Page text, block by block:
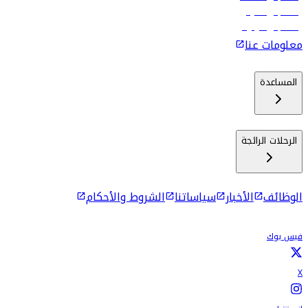
رحلات إلى ماليه
رحلات إلى كولومبو
معلومات عنا
المساعدة
الرحلات الرائجة
الوظائف الأخبار سياساتنا الشروط والأحكام
فيس بوك
X